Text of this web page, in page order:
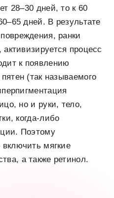
28–30 дней, то к 60
дней. В результате
ранки
процесс
к появлению
(так называемого
но и руки, тело,
когда-либо
Поэтому
мягкие
а также ретинол.